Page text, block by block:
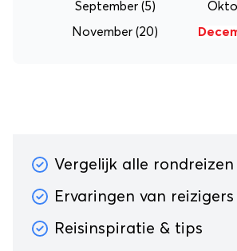
September (5)
November (20)
Vergelijk alle rondreizen
Ervaringen van reizigers
Reisinspiratie & tips